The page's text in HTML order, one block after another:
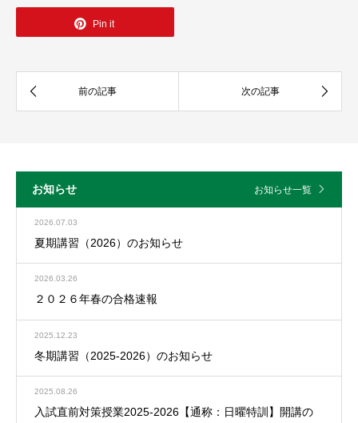
Pin it
お知らせ お知らせ一覧
2026.07.03
夏期講習（2026）のお知らせ
2026.03.26
２０２６年春の合格速報
2025.12.23
冬期講習（2025-2026）のお知らせ
2025.08.26
入試直前対策授業2025-2026【通称：日曜特訓】開講の